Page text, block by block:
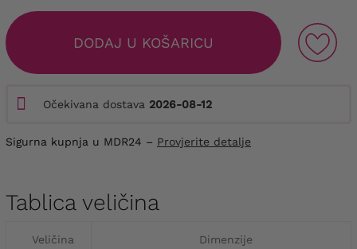
DODAJ U KOŠARICU
Očekivana dostava 2026-08-12
Sigurna kupnja u MDR24 – Provjerite detalje
Tablica veličina
Veličina Dimenzije